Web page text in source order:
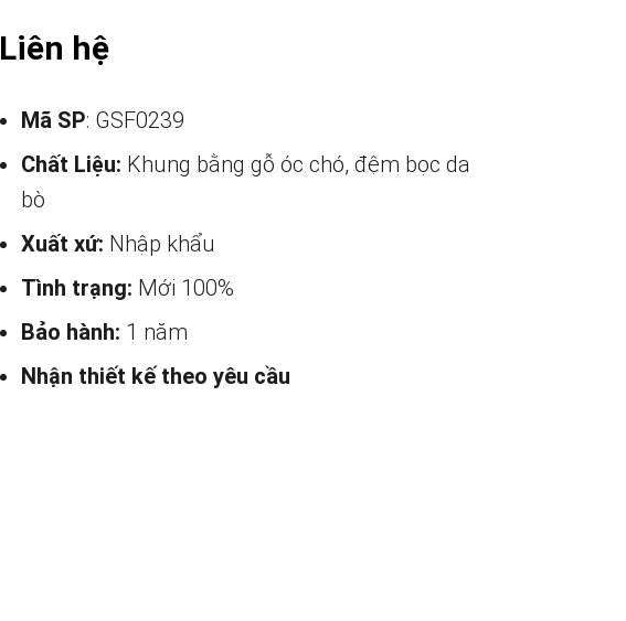
Liên hệ
Mã SP: GSF0239
Chất Liệu: Khung bằng gỗ óc chó, đệm bọc da
bò
Xuất xứ: Nhập khẩu
Tình trạng: Mới 100%
Bảo hành: 1 năm
Nhận thiết kế theo yêu cầu